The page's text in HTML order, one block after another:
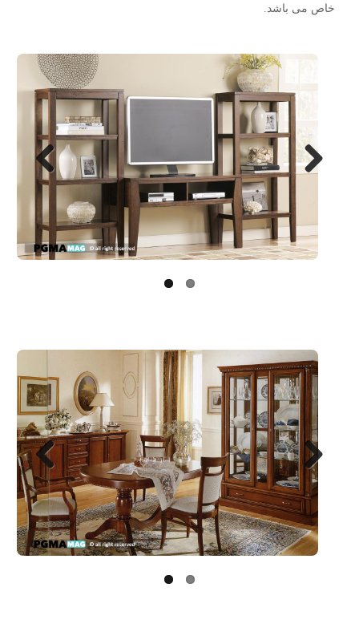
خاص می باشد.
Next
Previo
us
Next